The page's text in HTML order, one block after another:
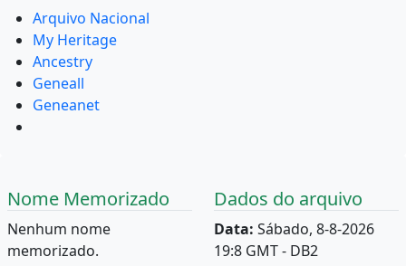
Arquivo Nacional
My Heritage
Ancestry
Geneall
Geneanet
Nome Memorizado
Nenhum nome
memorizado.
Dados do arquivo
Data: Sábado, 8-8-2026
19:8 GMT - DB2